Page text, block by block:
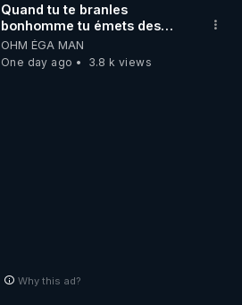
Quand tu te branles
bonhomme tu émets des
ondes ils ont juste omis de
t'expliquer
OHM ÉGA MAN
One day ago
3.8 k views
Why this ad?